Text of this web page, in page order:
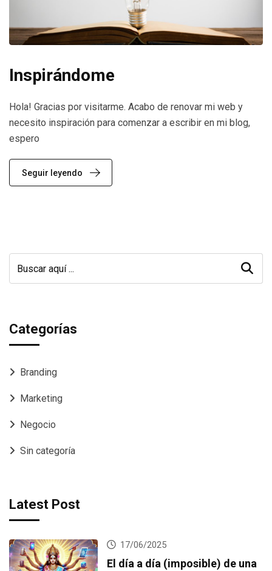
Inspirándome
Hola! Gracias por visitarme. Acabo de renovar mi web y
necesito inspiración para comenzar a escribir en mi blog,
espero
Seguir leyendo
Categorías
Branding
Marketing
Negocio
Sin categoría
Latest Post
17/06/2025
El día a día (imposible) de una